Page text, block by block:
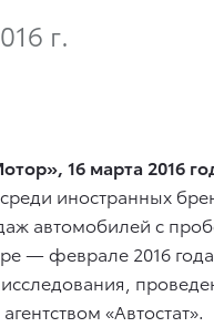
г.
16 марта 2016
иностранных
автомобилей с
— феврале 2016 года
исследования,
«Автостат».